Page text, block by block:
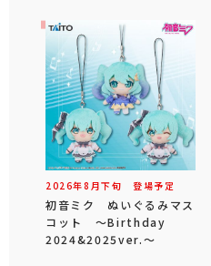
2026年8 月下旬 登場予定
初音ミク ぬいぐるみマス
コット ～Birthday
2024&2025ver.～